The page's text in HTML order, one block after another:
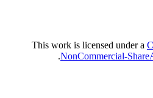
This work is licensed under a
NonCommercial-
.